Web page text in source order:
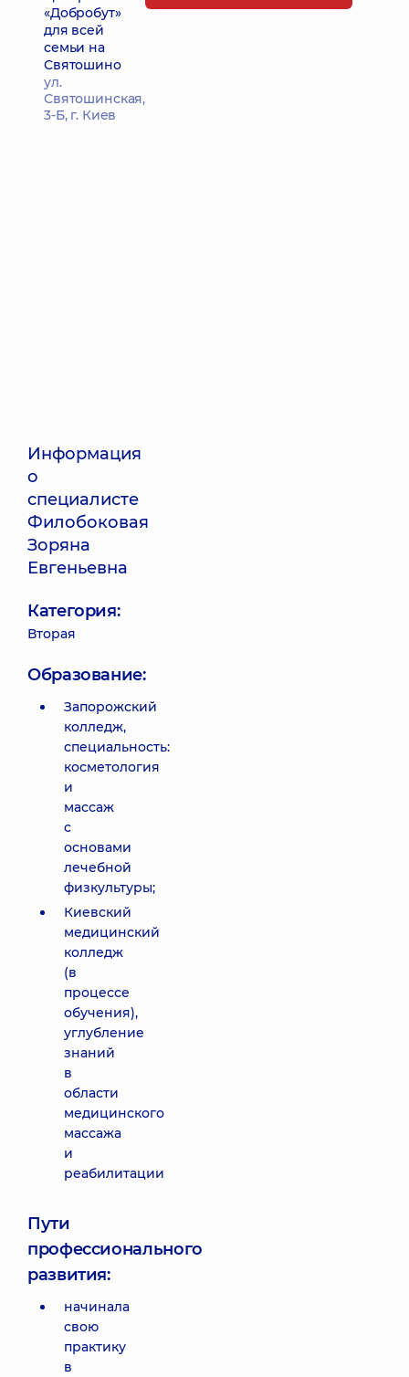
«Добробут»
для всей
семьи на
Святошино
ул.
Святошинская,
3-Б, г. Киев
Информация
о
специалисте
Филобоковая
Зоряна
Евгеньевна
Категория:
Вторая
Образование:
Запорожский
колледж,
специальность:
косметология
и
массаж
с
основами
лечебной
физкультуры;
Киевский
медицинский
колледж
(в
процессе
обучения),
углубление
знаний
в
области
медицинского
массажа
и
реабилитации
Пути
профессионального
развития:
начинала
свою
практику
в